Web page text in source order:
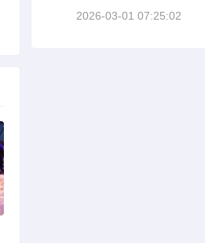
2026-03-01 07:25:02